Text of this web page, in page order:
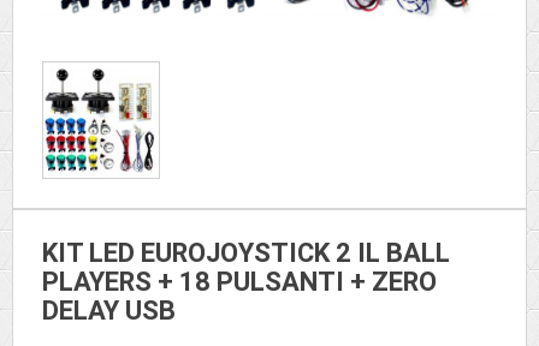
KIT LED EUROJOYSTICK 2 IL BALL
PLAYERS + 18 PULSANTI + ZERO
DELAY USB